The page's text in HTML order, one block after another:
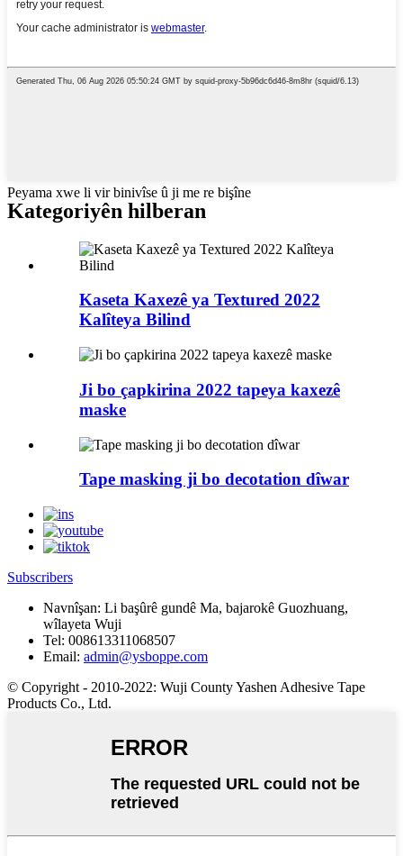
Peyama xwe li vir binivîse û ji me re bişîne
Kategoriyên hilberan
Kaseta Kaxezê ya Textured 2022
Kalîteya Bilind
Ji bo çapkirina 2022 tapeya kaxezê
maske
Tape masking ji bo decotation dîwar
Subscribers
Navnîşan: Li başûrê gundê Ma, bajarokê Guozhuang,
wîlayeta Wuji
Tel: 008613311068507
Email: admin@ysboppe.com
© Copyright - 2010-2022: Wuji County Yashen Adhesive Tape
Products Co., Ltd.